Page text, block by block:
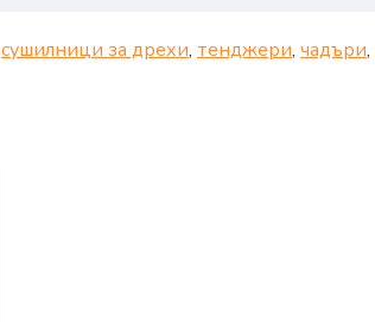
сушилници за дрехи, тенджери, чадъри,